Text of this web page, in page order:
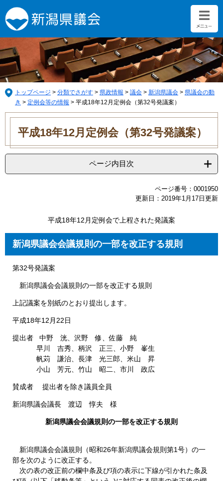
ー
ジ
の
先
頭
で
す。
ニ
ュ
ー
を
飛
ば
し
て
トップページ > 分類でさがす > 県政情報 > 議会 > 新潟県議会 > 県議会の動
き > 定例会等の情報 > 平成18年12月定例会（第32号発議案）
本
平成18年12月定例会（第32号発議案）
ページ内目次
ページ番号：0001950
更新日：2019年1月17日更新
平成18年12月定例会で上程された発議案
新潟県議会会議規則の一部を改正する規則
第32号発議案
新潟県議会会議規則の一部を改正する規則
上記議案を別紙のとおり提出します。
平成18年12月22日
提出者 中野 洸、沢野 修、佐藤 純
早川 吉秀、柄沢 正三、小野 峯生
帆苅 謙治、長津 光三郎、米山 昇
小山 芳元、竹山 昭二、市川 政広
賛成者 提出者を除き議員全員
新潟県議会議長 渡辺 惇夫 様
新潟県議会会議規則の一部を改正する規則
新潟県議会会議規則（昭和26年新潟県議会規則第1号）の一
部を次のように改正する。
次の表の改正前の欄中条及び項の表示に下線が引かれた条及